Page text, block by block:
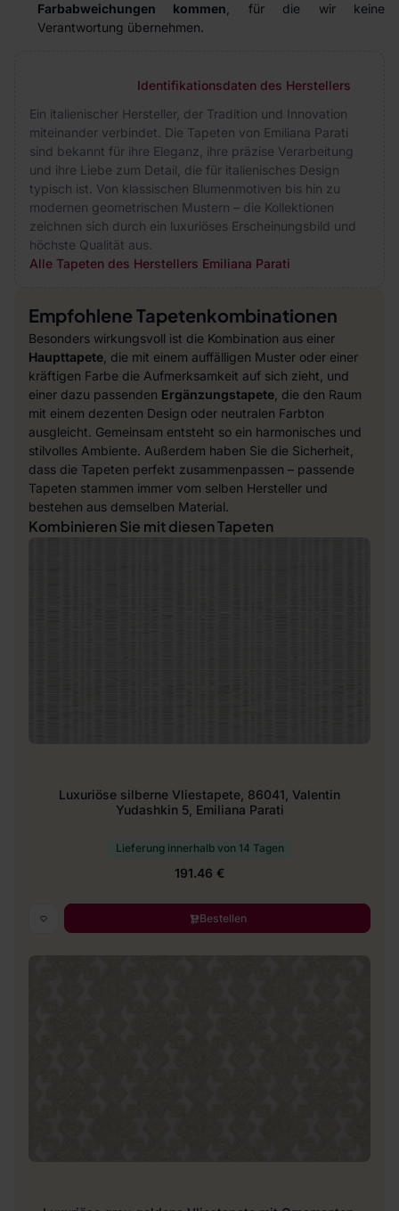
Farbabweichungen kommen , für die wir keine
Verantwortung übernehmen.
Identifikationsdaten des Herstellers
Ein italienischer Hersteller, der Tradition und Innovation
miteinander verbindet. Die Tapeten von Emiliana Parati
sind bekannt für ihre Eleganz, ihre präzise Verarbeitung
und ihre Liebe zum Detail, die für italienisches Design
typisch ist. Von klassischen Blumenmotiven bis hin zu
modernen geometrischen Mustern – die Kollektionen
zeichnen sich durch ein luxuriöses Erscheinungsbild und
höchste Qualität aus.
Alle Tapeten des Herstellers Emiliana Parati
Empfohlene Tapetenkombinationen
Besonders wirkungsvoll ist die Kombination aus einer
Haupttapete , die mit einem auffälligen Muster oder einer
kräftigen Farbe die Aufmerksamkeit auf sich zieht, und
einer dazu passenden Ergänzungstapete , die den Raum
mit einem dezenten Design oder neutralen Farbton
ausgleicht. Gemeinsam entsteht so ein harmonisches und
stilvolles Ambiente. Außerdem haben Sie die Sicherheit,
dass die Tapeten perfekt zusammenpassen – passende
Tapeten stammen immer vom selben Hersteller und
bestehen aus demselben Material.
Kombinieren Sie mit diesen Tapeten
Luxuriöse silberne Vliestapete, 86041, Valentin
Yudashkin 5, Emiliana Parati
Lieferung innerhalb von 14 Tagen
191.46 €
Bestellen